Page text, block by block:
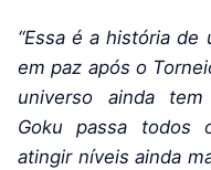
“Essa é a história de
em paz após o
universo ainda
Goku passa todos
atingir níveis ainda